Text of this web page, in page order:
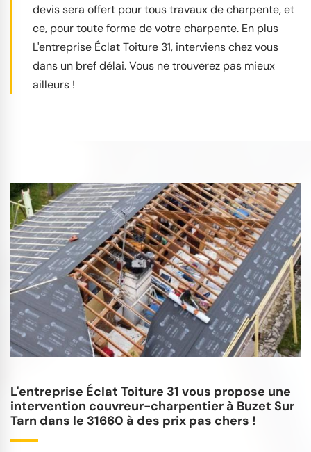
devis sera offert pour tous travaux de charpente, et
ce, pour toute forme de votre charpente. En plus
L'entreprise Éclat Toiture 31, interviens chez vous
dans un bref délai. Vous ne trouverez pas mieux
ailleurs !
L'entreprise Éclat Toiture 31 vous propose une
intervention couvreur-charpentier à Buzet Sur
Tarn dans le 31660 à des prix pas chers !